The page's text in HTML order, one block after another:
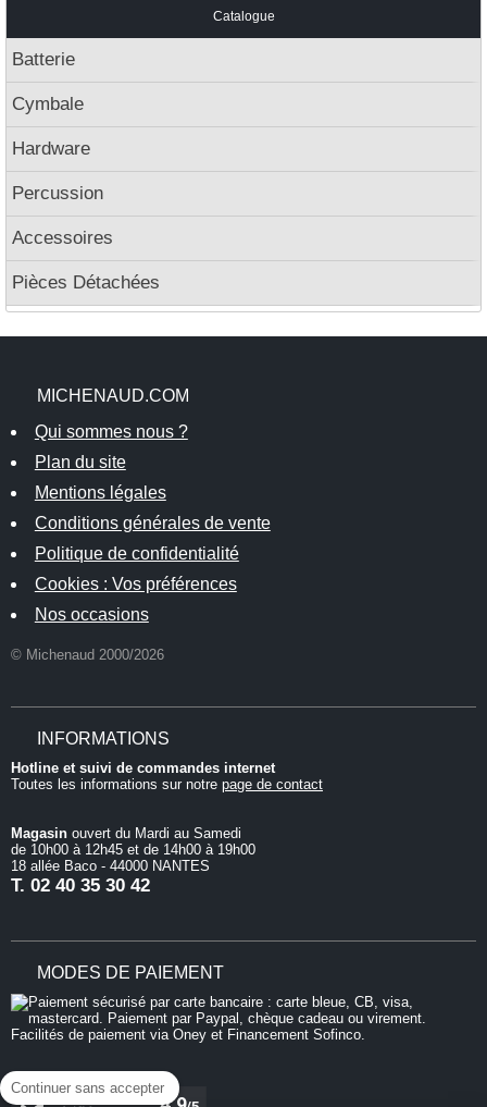
Continuer sans accepter
Catalogue
Batterie
Cymbale
Hardware
Percussion
Accessoires
Pièces Détachées
MICHENAUD.COM
Qui sommes nous ?
Plan du site
Mentions légales
Conditions générales de vente
Politique de confidentialité
Cookies : Vos préférences
Nos occasions
© Michenaud 2000/2026
INFORMATIONS
Hotline et suivi de commandes internet
Toutes les informations sur notre page de contact
Magasin ouvert du Mardi au Samedi
de 10h00 à 12h45 et de 14h00 à 19h00
18 allée Baco - 44000 NANTES
T. 02 40 35 30 42
MODES DE PAIEMENT